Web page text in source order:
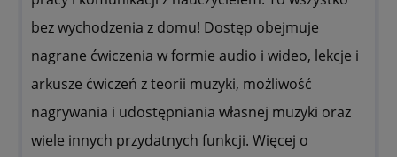
bez wychodzenia z domu! Dostęp obejmuje
nagrane ćwiczenia w formie audio i wideo, lekcje i
arkusze ćwiczeń z teorii muzyki, możliwość
nagrywania i udostępniania własnej muzyki oraz
wiele innych przydatnych funkcji. Więcej o